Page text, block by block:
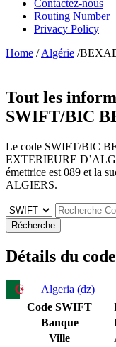
Contactez-nous
Routing Number
Privacy Policy
Home /Algérie /
Tout les
SWIFT/BIC
Le code SWIFT/BIC
EXTERIEURE
émettrice est 089 et la
ALGIERS.
Récherche
Détails du
Algeria (dz)
Code SWIFT
Banque
Ville